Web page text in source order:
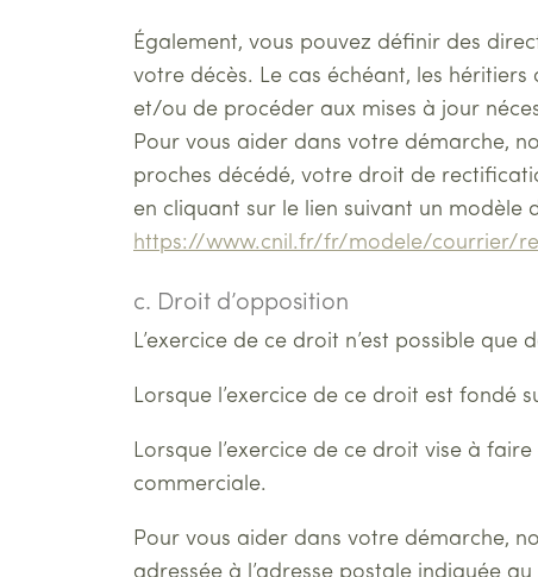
Également, vous pouvez définir des
votre décès. Le cas échéant, les
et/ou de procéder aux mises à jour
Pour vous aider dans votre démarche,
proches décédé, votre droit de
en cliquant sur le lien suivant un modèle
https://www.cnil.fr/fr/modele/courrier/
c. Droit d’opposition
L’exercice de ce droit n’est possible que
Lorsque l’exercice de ce droit est fondé
Lorsque l’exercice de ce droit vise à
commerciale.
Pour vous aider dans votre démarche,